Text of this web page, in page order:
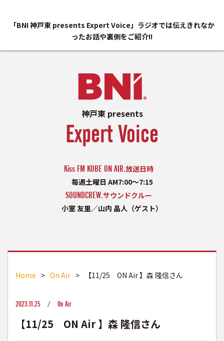
「BNI 神戸東 presents Expert Voice」ラジオでは伝えきれなか
ったお話や裏側をご紹介!!
神戸東 presents
Expert Voice
Kiss FM KOBE ON AIR.放送日時
毎週土曜日 AM7:00〜7:15
SOUNDCREW.サウンドクルー
小室 友里／山内 晶人（ゲスト）
Home > On Air > 【11/25 ON Air 】森 隆信さん
2023.11.25 / On Air
【11/25 ON Air 】森 隆信さん